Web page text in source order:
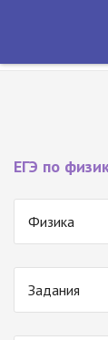
ЕГЭ по
Физика
Задания